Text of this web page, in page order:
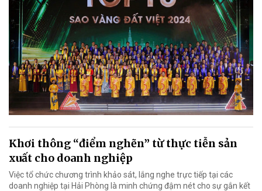
Khơi thông “điểm nghẽn” từ thực tiễn sản
xuất cho doanh nghiệp
Việc tổ chức chương trình khảo sát, lắng nghe trực tiếp tại các
doanh nghiệp tại Hải Phòng là minh chứng đậm nét cho sự gắn kết